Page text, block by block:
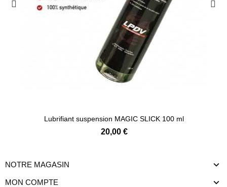
Lubrifiant suspension MAGIC SLICK 100 ml
20,00 €
NOTRE MAGASIN
MON COMPTE